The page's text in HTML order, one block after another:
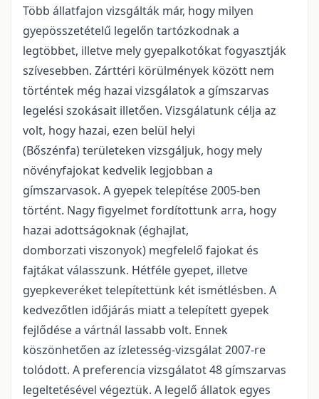
Több állatfajon vizsgálták már, hogy milyen
gyepösszetételű legelőn tartózkodnak a
legtöbbet, illetve mely gyepalkotókat fogyasztják
szívesebben. Zárttéri körülmények között nem
történtek még hazai vizsgálatok a gímszarvas
legelési szokásait illetően. Vizsgálatunk célja az
volt, hogy hazai, ezen belül helyi
(Bőszénfa) területeken vizsgáljuk, hogy mely
növényfajokat kedvelik legjobban a
gímszarvasok. A gyepek telepítése 2005-ben
történt. Nagy figyelmet fordítottunk arra, hogy
hazai adottságoknak (éghajlat,
domborzati viszonyok) megfelelő fajokat és
fajtákat válasszunk. Hétféle gyepet, illetve
gyepkeveréket telepítettünk két ismétlésben. A
kedvezőtlen időjárás miatt a telepített gyepek
fejlődése a vártnál lassabb volt. Ennek
köszönhetően az ízletesség-vizsgálat 2007-re
tolódott. A preferencia vizsgálatot 48 gímszarvas
legeltetésével végeztük. A legelő állatok egyes